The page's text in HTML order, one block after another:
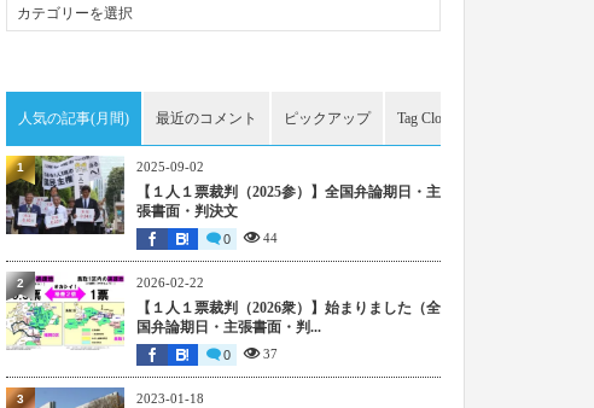
人気の記事(月間) 最近のコメント ピックアップ Tag Cloud
2025-09-02
【１人１票裁判（2025参）】全国弁論期日・主
張書面・判決文
0 44
1
2026-02-22
【１人１票裁判（2026衆）】始まりました（全
国弁論期日・主張書面・判...
0 37
2
2023-01-18
3